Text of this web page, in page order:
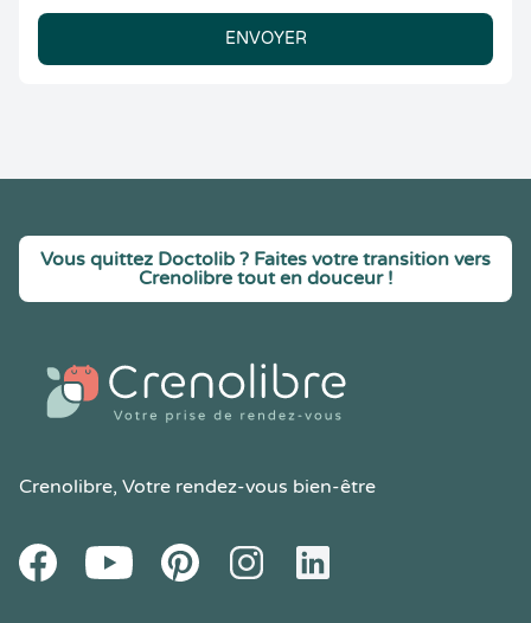
ENVOYER
Vous quittez Doctolib ? Faites votre transition vers
Crenolibre tout en douceur !
Crenolibre, Votre rendez-vous bien-être
FacebookYoutube PinteresetInstagramLinkedIn